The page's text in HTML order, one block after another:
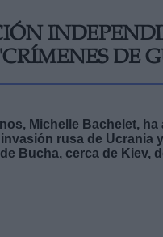
DE
Michelle Bachelet,
rusa de Ucrania
Bucha, cerca de Kiev,